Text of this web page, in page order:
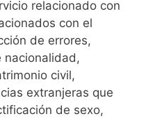
relacionado con
con el
de errores,
nacionalidad,
civil,
extranjeras que
de sexo,